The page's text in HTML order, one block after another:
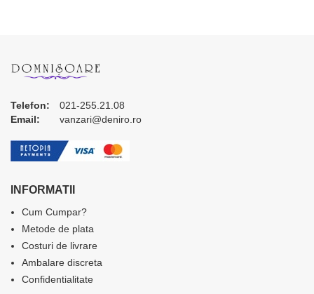
Telefon:
021-255.21.08
Email:
vanzari@deniro.ro
INFORMATII
Cum Cumpar?
Metode de plata
Costuri de livrare
Ambalare discreta
Confidentialitate